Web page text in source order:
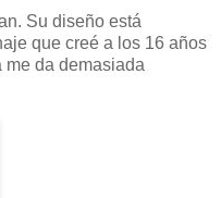
Su diseño está
que creé a los 16 años
me da demasiada